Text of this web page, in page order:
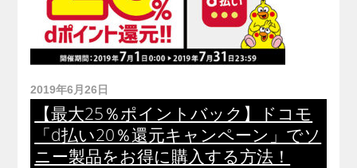
2019年6月26日
【最大25％ポイントバック】ドコモ
「d払い20％還元キャンペーン」でソ
ニー製品をお得に購入する方法！